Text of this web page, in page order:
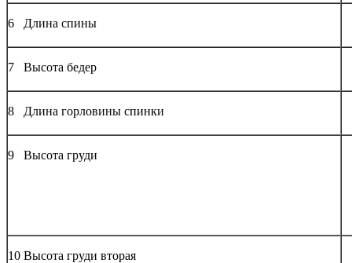
6 Длина спины
7 Высота бедер
8 Длина горловины спинки
9 Высота груди
10 Высота груди вторая